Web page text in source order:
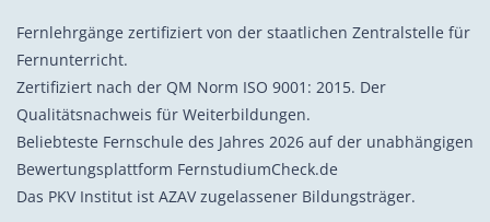
Fernlehrgänge zertifiziert von der staatlichen Zentralstelle für
Fernunterricht.
Zertifiziert nach der QM Norm ISO 9001: 2015. Der
Qualitätsnachweis für Weiterbildungen.
Beliebteste Fernschule des Jahres 2026 auf der unabhängigen
Bewertungsplattform FernstudiumCheck.de
Das PKV Institut ist AZAV zugelassener Bildungsträger.